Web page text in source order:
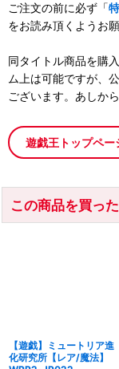
ご注文の前に必ず「
をお読み頂くようお
同タイトル商品を購
ム上は可能ですが、
ございます。あしか
遊戯王トップペー
この商品を買っ
【遊戯】ミュートリア進
化研究所【レア/魔法】